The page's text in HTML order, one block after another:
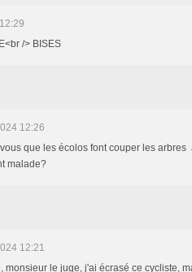
/> BISES
12:26
que les écolos font couper les
malade?
12:21
monsieur le juge, j'ai écrasé ce cycliste,